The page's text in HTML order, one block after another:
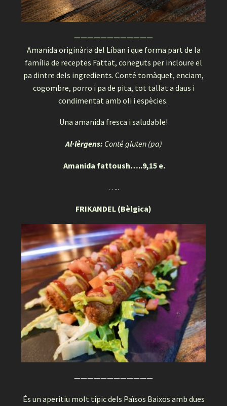
————————————
Amanida originària del Líban i que forma part de la
família de receptes Fattat, coneguts per incloure el
pa dintre dels ingredients. Conté tomàquet, enciam,
cogombre, porro i pa de pita, tot tallat a daus i
condimentat amb oli i espècies.
Una amanida fresca i saludable!
Al·lèrgens: Conté gluten (pa)
Amanida fattoush…..9,15 e.
…..
FRIKANDEL (Bèlgica)
————————————
És un aperitiu molt típic dels Països Baixos amb dues